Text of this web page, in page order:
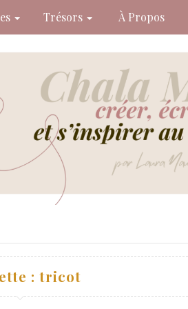
Trésors À Propos
: tricot